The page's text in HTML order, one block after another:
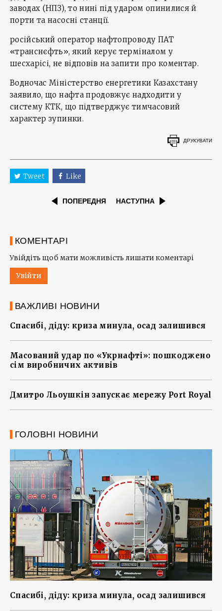
заводах (НПЗ), то нині під ударом опинилися й
порти та насосні станції.
російський оператор нафтопроводу ПАТ
«транснєфть», який керує терміналом у
шесхарісі, не відповів на запити про коментар.
Водночас Міністерство енергетики Казахстану
заявило, що нафта продовжує надходити у
систему КТК, що підтверджує тимчасовий
характер зупинки.
ДРУКУВАТИ
Tweet Like
ПОПЕРЕДНЯ НАСТУПНА
КОМЕНТАРІ
Увійдіть щоб мати можливість лишати коментарі
Увійти
ВАЖЛИВІ НОВИНИ
Спасибі, діду: криза минула, осад залишився
Масований удар по «Укрнафті»: пошкоджено
сім виробничих активів
Дмитро Льоушкін запускає мережу Port Royal
ГОЛОВНІ НОВИНИ
Спасибі, діду: криза минула, осад залишився